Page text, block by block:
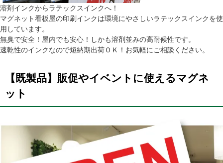
溶剤インクからラテックスインクへ！
マグネット看板屋の印刷インクは環境にやさしいラテックスインクを使
用しています。
無臭で安全！屋内でも安心！しかも溶剤並みの高耐候性です。
速乾性のインクなので短納期出荷ＯＫ！お気軽にご相談ください。
【既製品】販促やイベントに使えるマグネ
ット